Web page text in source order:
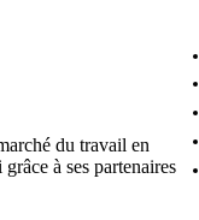
du travail en
à ses partenaires